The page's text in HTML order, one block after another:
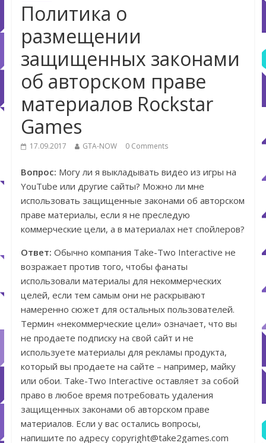
Политика о
размещении
защищенных законами
об авторском праве
материалов Rockstar
Games
17.09.2017 GTA-NOW 0 Comments
Вопрос: Могу ли я выкладывать видео из игры на
YouTube или другие сайты? Можно ли мне
использовать защищенные законами об авторском
праве материалы, если я не преследую
коммерческие цели, а в материалах нет спойлеров?
Ответ: Обычно компания Take-Two Interactive не
возражает против того, чтобы фанаты
использовали материалы для некоммерческих
целей, если тем самым они не раскрывают
намеренно сюжет для остальных пользователей.
Термин «некоммерческие цели» означает, что вы
не продаете подписку на свой сайт и не
используете материалы для рекламы продукта,
который вы продаете на сайте – например, майку
или обои. Take-Two Interactive оставляет за собой
право в любое время потребовать удаления
защищенных законами об авторском праве
материалов. Если у вас остались вопросы,
напишите по адресу copyright@take2games.com